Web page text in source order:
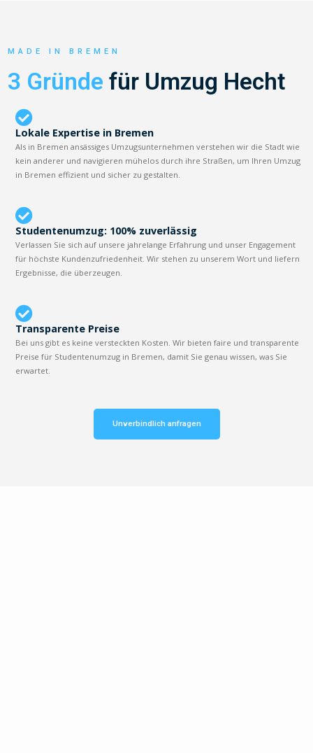
MADE IN BREMEN
3 Gründe für Umzug Hecht
Lokale Expertise in Bremen
Als in Bremen ansässiges Umzugsunternehmen verstehen wir die Stadt wie
kein anderer und navigieren mühelos durch ihre Straßen, um Ihren Umzug
in Bremen effizient und sicher zu gestalten.
Studentenumzug: 100% zuverlässig
Verlassen Sie sich auf unsere jahrelange Erfahrung und unser Engagement
für höchste Kundenzufriedenheit. Wir stehen zu unserem Wort und liefern
Ergebnisse, die überzeugen.
Transparente Preise
Bei uns gibt es keine versteckten Kosten. Wir bieten faire und transparente
Preise für Studentenumzug in Bremen, damit Sie genau wissen, was Sie
erwartet.
Unverbindlich anfragen